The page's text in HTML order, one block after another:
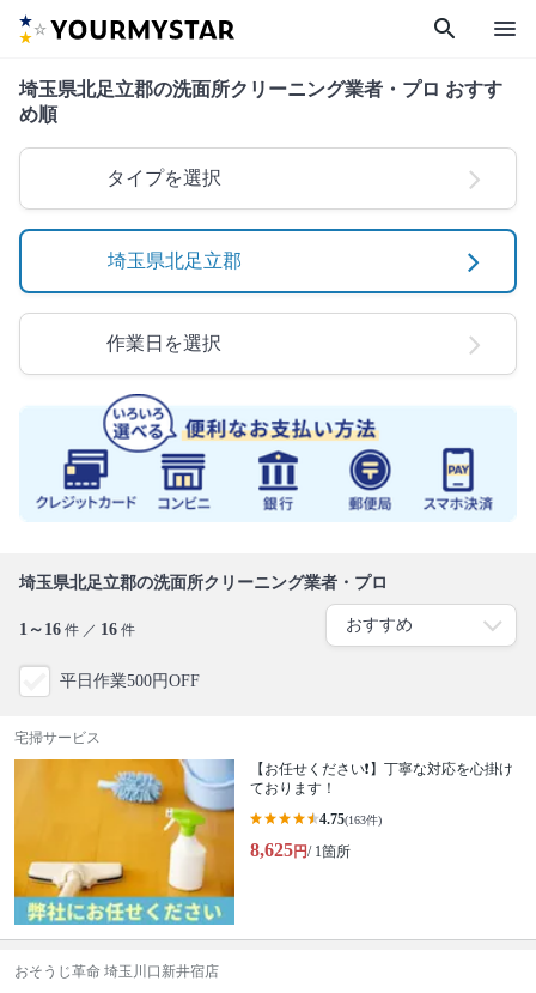
search menu
埼玉県北足立郡の洗面所クリーニング業者・プロ おすす
め順
タイプを選択
埼玉県北足立郡
作業日を選択
埼玉県北足立郡の洗面所クリーニング業者・プロ
1～16 件 ／ 16 件
平日作業500円OFF
宅掃サービス
【お任せください❗️】丁寧な対応を心掛け
ております！
4.75(163件)
8,625円/ 1箇所
おそうじ革命 埼玉川口新井宿店